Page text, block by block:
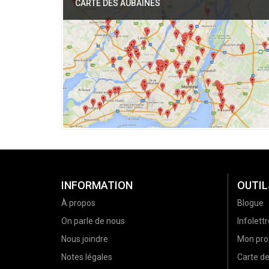
CARTE DES AUBAINES
INFORMATION
À propos
On parle de nous
Nous joindre
Notes légales
Blogue
Mon
Carte